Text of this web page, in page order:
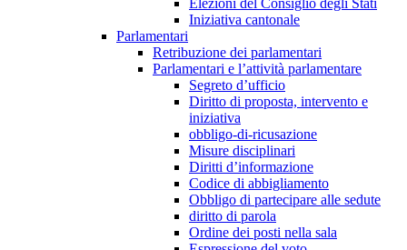
Elezioni del Consiglio degli Stati
Iniziativa cantonale
Parlamentari
Retribuzione dei parlamentari
Parlamentari e l’attività parlamentare
Segreto d’ufficio
Diritto di proposta, intervento e
iniziativa
obbligo-di-ricusazione
Misure disciplinari
Diritti d’informazione
Codice di abbigliamento
Obbligo di partecipare alle sedute
diritto di parola
Ordine dei posti nella sala